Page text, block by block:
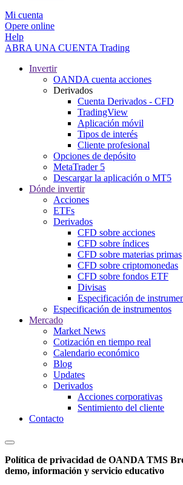
Mi cuenta
Opere online
Help
ABRA UNA CUENTA Trading
Invertir
OANDA cuenta acciones
Derivados
Cuenta Derivados - CFD
TradingView
Aplicación móvil
Tipos de interés
Cliente profesional
Opciones de depósito
MetaTrader 5
Descargar la aplicación o MT5
Dónde invertir
Acciones
ETFs
Derivados
CFD sobre acciones
CFD sobre índices
CFD sobre materias primas
CFD sobre criptomonedas
CFD sobre fondos ETF
Divisas
Especificación de
Especificación de instrumentos
Mercado
Market News
Cotización en tiempo real
Calendario económico
Blog
Updates
Derivados
Acciones corporativas
Sentimiento del cliente
Contacto
Política de privacidad de OANDA TMS
demo, información y servicio educativo